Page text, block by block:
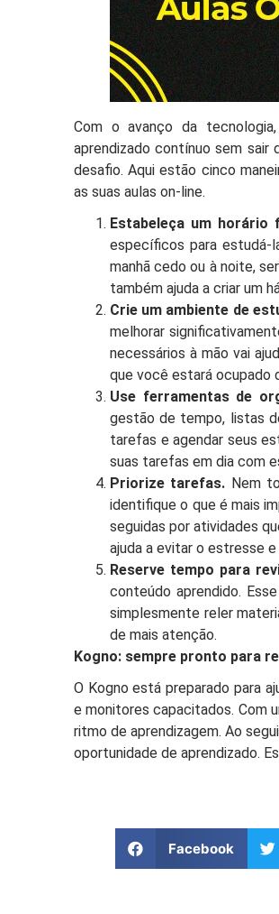
Com o avanço da
aprendizado contínuo sem sair
desafio. Aqui estão cinco
as suas aulas on-line.
Estabeleça um horário
específicos para estudá-
manhã cedo ou à noite,
também ajuda a criar um
Crie um ambiente de
melhorar
necessários à mão vai
que você estará ocupado
Use ferramentas de
gestão de tempo, listas
tarefas e agendar seus
suas tarefas em dia com
Priorize tarefas. Nem
identifique o que é mais
seguidas por atividades
ajuda a evitar o estresse
Reserve tempo para
conteúdo aprendido.
simplesmente reler
de mais atenção.
Kogno: sempre pronto para
O Kogno está preparado para
e monitores capacitados. Com
ritmo de aprendizagem. Ao
oportunidade de aprendizado.
Facebook